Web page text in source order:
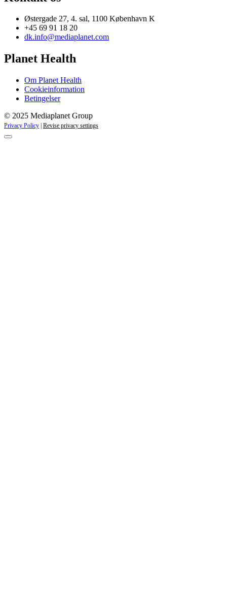
Østergade 27, 4. sal, 1100 København K
+45 69 91 18 20
dk.info@mediaplanet.com
Planet Health
Om Planet Health
Cookieinformation
Betingelser
© 2025 Mediaplanet Group
Privacy Policy Revise privacy settings